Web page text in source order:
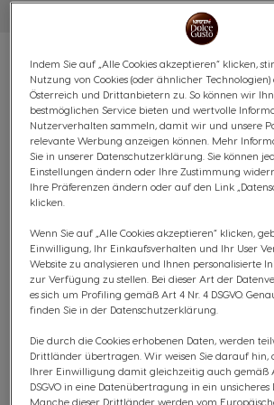
VORTEILSPACK
LAIT - 96 KAPSELN
Ausgewogen & harmonisch
(0)
KAPSELN:x96
Kapsel-Symbol
Charakter und cremiger Milch -
Kapsel. Mittelstark geröstet und
perfekten Start in den Tag oder eine
Indem Sie auf „Alle Cookies akzeptieren“ klicken,
Nutzung von Cookies (oder ähnlicher
Österreich und Drittanbietern zu. So können wir
bestmöglichen Service bieten und wertvolle
Nutzerverhalten sammeln, damit wir und unsere
relevante Werbung anzeigen können. Mehr
Sie in unserer Datenschutzerklärung. Sie können
Einstellungen ändern oder Ihre Zustimmung
Ihre Präferenzen ändern oder auf den Link
klicken.
Wenn Sie auf „Alle Cookies akzeptieren“ klicken,
Einwilligung, Ihr Einkaufsverhalten und Ihr User
Website zu analysieren und Ihnen personalisierte
zur Verfügung zu stellen. Bei dieser Art der
es sich um Profiling gemäß Art 4 Nr. 4 DSGVO.
finden Sie in der Datenschutzerklärung.
Die durch die Cookies erhobenen Daten, werden
Drittländer übertragen. Wir weisen Sie darauf hin,
Ihrer Einwilligung damit gleichzeitig auch gemäß
DSGVO in eine Datenübertragung in ein
Manche dieser Drittländer werden vom